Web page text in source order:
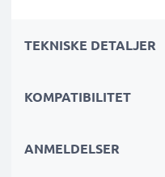
✔Ideel til:
✔100 % kompatibel
Sikker, holdbar
TEKNISKE DETALJER
KOMPATIBILITET
ANMELDELSER